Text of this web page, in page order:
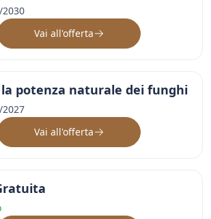
Vai all'offerta
potenza naturale dei funghi
Vai all'offerta